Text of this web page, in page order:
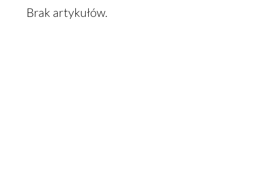
Brak artykułów.